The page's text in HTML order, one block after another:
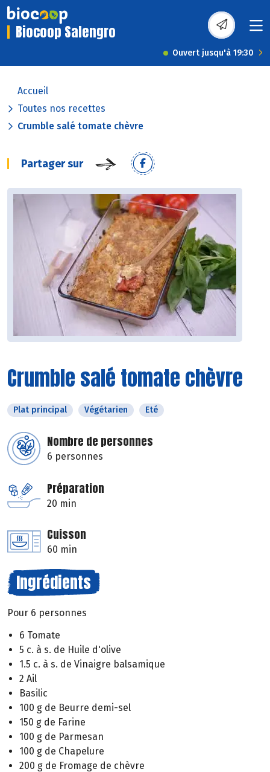
Biocoop Salengro
Ouvert jusqu'à 19:30
Accueil
Toutes nos recettes
Crumble salé tomate chèvre
Partager sur
Crumble salé tomate chèvre
Plat principal Végétarien Eté
Nombre de personnes
6 personnes
Préparation
20 min
Cuisson
60 min
Ingrédients
Pour 6 personnes
6 Tomate
5 c. à s. de Huile d'olive
1.5 c. à s. de Vinaigre balsamique
2 Ail
Basilic
100 g de Beurre demi-sel
150 g de Farine
100 g de Parmesan
100 g de Chapelure
200 g de Fromage de chèvre